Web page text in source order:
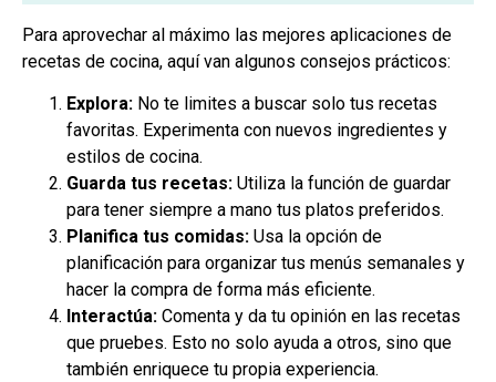
Para aprovechar al máximo las mejores aplicaciones de
recetas de cocina, aquí van algunos consejos prácticos:
Explora: No te limites a buscar solo tus recetas
favoritas. Experimenta con nuevos ingredientes y
estilos de cocina.
Guarda tus recetas: Utiliza la función de guardar
para tener siempre a mano tus platos preferidos.
Planifica tus comidas: Usa la opción de
planificación para organizar tus menús semanales y
hacer la compra de forma más eficiente.
Interactúa: Comenta y da tu opinión en las recetas
que pruebes. Esto no solo ayuda a otros, sino que
también enriquece tu propia experiencia.